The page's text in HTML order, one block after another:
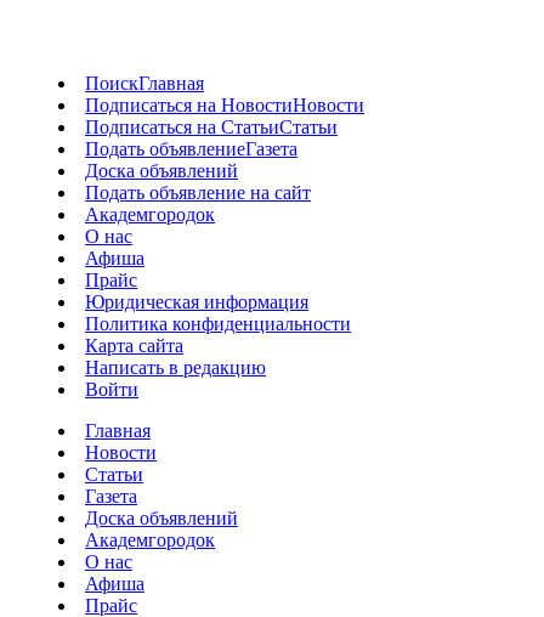
ПоискГлавная
Подписаться на НовостиНовости
Подписаться на СтатьиСтатьи
Подать объявлениеГазета
Доска объявлений
Подать объявление на сайт
Академгородок
О нас
Афиша
Прайс
Юридическая информация
Политика конфиденциальности
Карта сайта
Написать в редакцию
Войти
Главная
Новости
Статьи
Газета
Доска объявлений
Академгородок
О нас
Афиша
Прайс